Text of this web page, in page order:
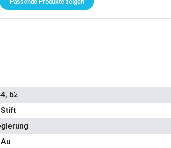
Passende Produkte zeigen
62
Stift